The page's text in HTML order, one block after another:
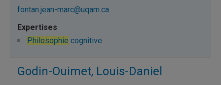
fontan.jean-marc@uqam.ca
Philosophie cognitive
Godin-Ouimet, Louis-Daniel